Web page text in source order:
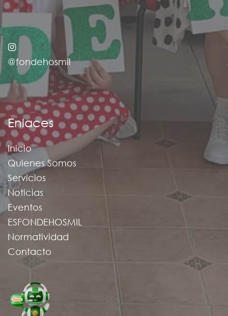
@fondehosmil
Enlaces
Inicio
Quienes Somos
Servicios
Noticias
Eventos
ESFONDEHOSMIL
Normatividad
Contacto